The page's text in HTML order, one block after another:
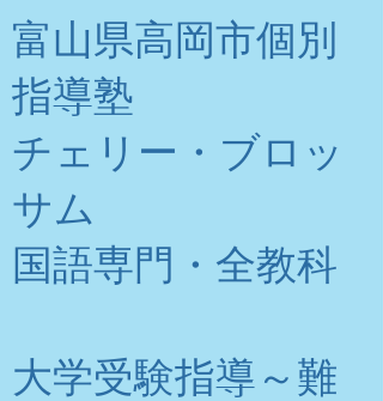
富山県高岡市個別
指導塾
チェリー・ブロッ
サム
​国語専門・全教科
大学受験指導～難